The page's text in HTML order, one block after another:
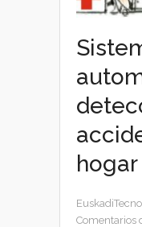
hogar
Comentarios